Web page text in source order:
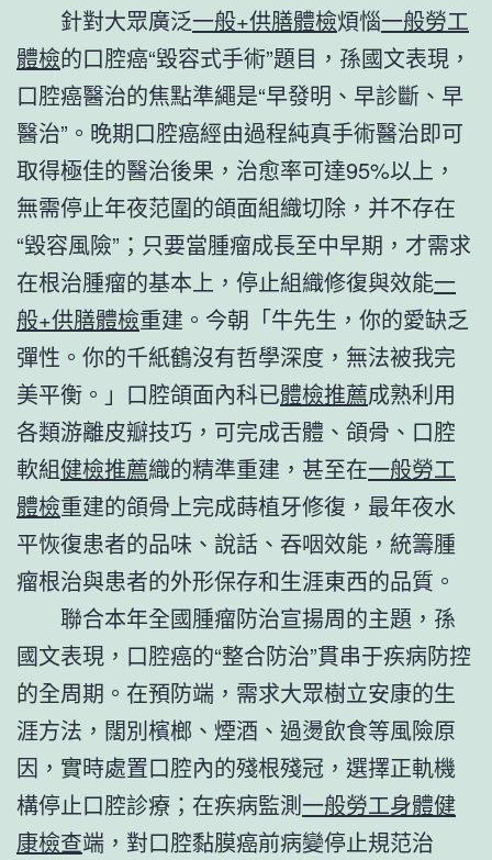
針對大眾廣泛一般+供膳體檢煩惱一般勞工
體檢的口腔癌“毀容式手術”題目，孫國文表現，
口腔癌醫治的焦點準繩是“早發明、早診斷、早
醫治”。晚期口腔癌經由過程純真手術醫治即可
取得極佳的醫治後果，治愈率可達95%以上，
無需停止年夜范圍的頜面組織切除，并不存在
“毀容風險”；只要當腫瘤成長至中早期，才需求
在根治腫瘤的基本上，停止組織修復與效能一
般+供膳體檢重建。今朝「牛先生，你的愛缺乏
彈性。你的千紙鶴沒有哲學深度，無法被我完
美平衡。」口腔頜面內科已體檢推薦成熟利用
各類游離皮瓣技巧，可完成舌體、頜骨、口腔
軟組健檢推薦織的精準重建，甚至在一般勞工
體檢重建的頜骨上完成蒔植牙修復，最年夜水
平恢復患者的品味、說話、吞咽效能，統籌腫
瘤根治與患者的外形保存和生涯東西的品質。
聯合本年全國腫瘤防治宣揚周的主題，孫
國文表現，口腔癌的“整合防治”貫串于疾病防控
的全周期。在預防端，需求大眾樹立安康的生
涯方法，闊別檳榔、煙酒、過燙飲食等風險原
因，實時處置口腔內的殘根殘冠，選擇正軌機
構停止口腔診療；在疾病監測一般勞工身體健
康檢查端，對口腔黏膜癌前病變停止規范治